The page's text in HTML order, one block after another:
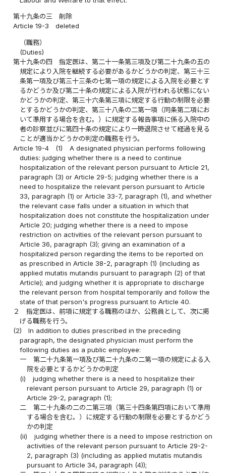
第十九条の三
削除
Article 19-3
deleted
（職務）
(Duties)
第十九条の四
指定医は、第二十一条第三項及び第二十九条の五の
規定により入院を継続する必要があるかどうかの判定、第三十三
条第一項及び第三十三条の七第一項の規定による入院を必要とす
るかどうか及び第二十条の規定による入院が行われる状態にない
かどうかの判定、第三十六条第三項に規定する行動の制限を必要
とするかどうかの判定、第三十八条の二第一項（同条第二項にお
いて準用する場合を含む。）に規定する報告事項に係る入院中の
者の診察並びに第四十条の規定により一時退院させて経過を見る
ことが適当かどうかの判定の職務を行う。
Article 19-4
(1)
A designated physician performs following
duties: judging whether there is a need to continue
hospitalization of the relevant person pursuant to Article 21,
paragraph (3) or Article 29-5; judging whether there is a
need to hospitalize the relevant person pursuant to Article
33, paragraph (1) or Article 33-7, paragraph (1), and whether
the relevant case falls under a situation in which that
hospitalization does not constitute the hospitalization under
Article 20; judging whether there is a need to impose
restriction on activities of the relevant person pursuant to
Article 36, paragraph (3); giving an examination of a
hospitalized person regarding the items to be reported on
as prescribed in Article 38-2, paragraph (1) (including as
applied mutatis mutandis pursuant to paragraph (2) of that
Article); and judging whether it is appropriate to discharge
the relevant person from hospital temporarily and follow the
state of that person's progress pursuant to Article 40.
２
指定医は、前項に規定する職務のほか、公務員として、次に掲
げる職務を行う。
(2)
In addition to duties prescribed in the preceding
paragraph, the designated physician must perform the
following duties as a public employee:
一
第二十九条第一項及び第二十九条の二第一項の規定による入
院を必要とするかどうかの判定
(i)
judging whether there is a need to hospitalize their
relevant person pursuant to Article 29, paragraph (1) or
Article 29-2, paragraph (1);
二
第二十九条の二の二第三項（第三十四条第四項において準用
する場合を含む。）に規定する行動の制限を必要とするかどう
かの判定
(ii)
judging whether there is a need to impose restriction on
activities of the relevant person pursuant to Article 29-2-
2, paragraph (3) (including as applied mutatis mutandis
pursuant to Article 34, paragraph (4));